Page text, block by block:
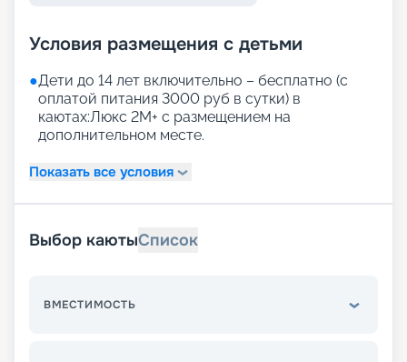
Условия размещения с детьми
●Дети до 14 лет включительно – бесплатно (с
оплатой питания 3000 руб в сутки) в
каютах:Люкс 2М+ с размещением на
дополнительном месте.
Показать все условия
Выбор каютыСписок
ВМЕСТИМОСТЬ